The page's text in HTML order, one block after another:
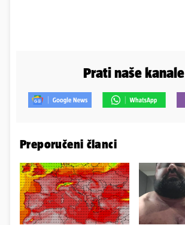
Prati naše kanale
Preporučeni članci